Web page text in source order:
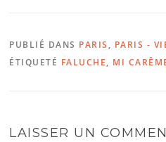
PUBLIÉ DANS PARIS , PARIS -
ÉTIQUETÉ FALUCHE, MI
LAISSER UN